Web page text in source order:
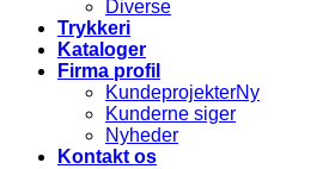
Diverse
Trykkeri
Kataloger
Firma profil
Kundeprojekter
Kunderne siger
Nyheder
Kontakt os